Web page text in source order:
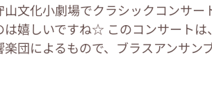
山文化小劇場でクラシックコンサ
は嬉しいですね☆ このコンサート
楽団によるもので、ブラスアンサン